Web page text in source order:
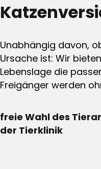
Unabhängig davon,
Ursache ist: Wir
Lebenslage die
Freigänger werden
freie Wahl des
der Tierklinik